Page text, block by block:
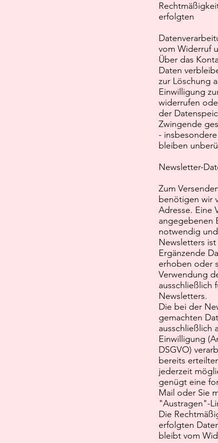
erfolgten
vom Widerruf
Über das
Daten
zur Löschung
Einwilligung
widerrufen
der
Zwingende
-
bleiben
Newsletter-
Zum
benötigen wir
Adresse. Eine
angegebenen
notwendig
Newsletters
Ergänzende
erhoben oder
Verwendung
ausschließlich
Newsletters.
Die bei der
gemachten
ausschließlich
Einwilligung
DSGVO)
bereits
jederzeit
genügt eine
Mail oder Sie
"Austragen"-
Die
erfolgten
bleibt vom